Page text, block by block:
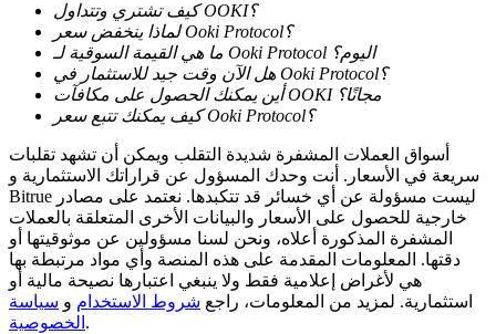
معلومة
تحليل البيانات الضخمة بما في ذلك المعلومات التجارية، وما
كيف تشتري وتتداول OOKI؟
لماذا ينخفض سعر Ooki Protocol؟
ما هي القيمة السوقية لـ Ooki Protocol اليوم؟
هل الآن وقت جيد للاستثمار في Ooki Protocol؟
أين يمكنك الحصول على مكافآت OOKI مجانًا؟
كيف يمكنك تتبع سعر Ooki Protocol؟
أسواق العملات المشفرة شديدة التقلب ويمكن أن تشهد تقلبات
سريعة في الأسعار. أنت وحدك المسؤول عن قراراتك الاستثمارية و
Bitrue ليست مسؤولة عن أي خسائر قد تتكبدها. نعتمد على مصادر
خارجية للحصول على الأسعار والبيانات الأخرى المتعلقة بالعملات
المشفرة المذكورة أعلاه، ونحن لسنا مسؤولين عن موثوقيتها أو
دقتها. المعلومات المقدمة على هذه المنصة وأي مواد مرتبطة بها
هي لأغراض إعلامية فقط ولا ينبغي اعتبارها نصيحة مالية أو
استثمارية. لمزيد من المعلومات، راجع شروط الاستخدام و سياسة
الخصوصية .